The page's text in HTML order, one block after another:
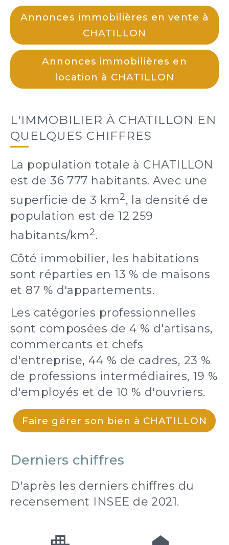
Annonces immobilières en vente à
CHATILLON
Annonces immobilières en
location à CHATILLON
L'IMMOBILIER À CHATILLON EN
QUELQUES CHIFFRES
La population totale à CHATILLON
est de 36 777 habitants. Avec une
superficie de 3 km2, la densité de
population est de 12 259
habitants/km2.
Côté immobilier, les habitations
sont réparties en 13 % de maisons
et 87 % d'appartements.
Les catégories professionnelles
sont composées de 4 % d'artisans,
commercants et chefs
d'entreprise, 44 % de cadres, 23 %
de professions intermédiaires, 19 %
d'employés et de 10 % d'ouvriers.
Faire gérer son bien à CHATILLON
Derniers chiffres
D'après les derniers chiffres du
recensement INSEE de 2021.